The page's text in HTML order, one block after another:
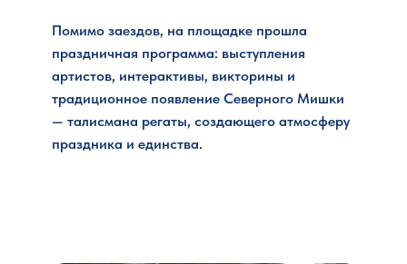
Помимо заездов, на площадке прошла
праздничная программа: выступления
артистов, интерактивы, викторины и
традиционное появление Северного Мишки
— талисмана регаты, создающего атмосферу
праздника и единства.